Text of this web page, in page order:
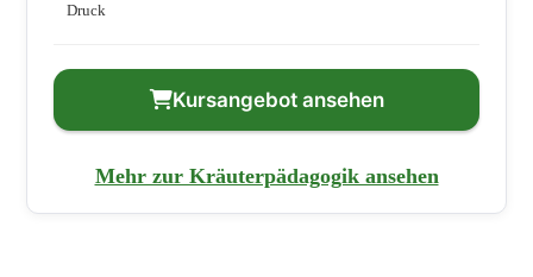
Druck
Kursangebot ansehen
Mehr zur Kräuterpädagogik ansehen